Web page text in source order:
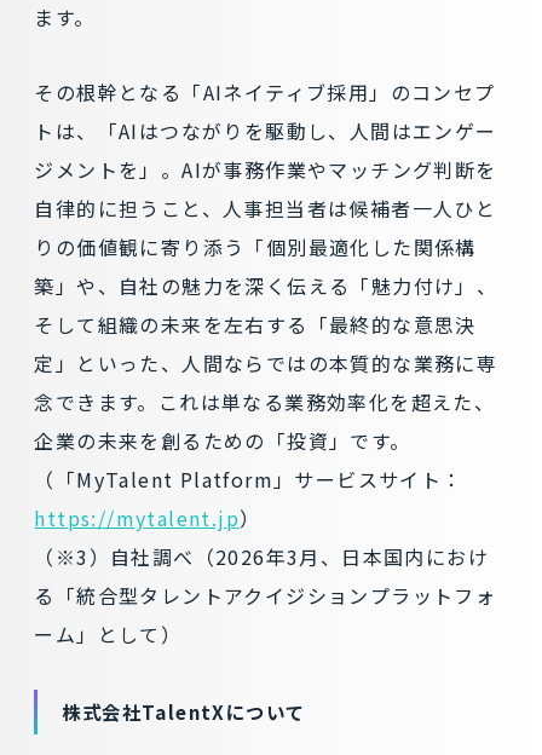
ます。
その根幹となる「AIネイティブ採用」のコンセプ
トは、「AIはつながりを駆動し、人間はエンゲー
ジメントを」。AIが事務作業やマッチング判断を
自律的に担うこと、人事担当者は候補者一人ひと
りの価値観に寄り添う「個別最適化した関係構
築」や、自社の魅力を深く伝える「魅力付け」、
そして組織の未来を左右する「最終的な意思決
定」といった、人間ならではの本質的な業務に専
念できます。これは単なる業務効率化を超えた、
企業の未来を創るための「投資」です。
（「MyTalent Platform」サービスサイト：
https://mytalent.jp）
（※3）自社調べ（2026年3月、日本国内におけ
る「統合型タレントアクイジションプラットフォ
ーム」として）
株式会社TalentXについて